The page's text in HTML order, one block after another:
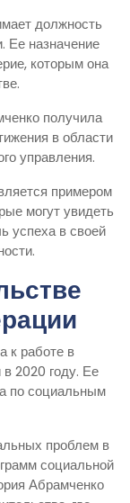
должность
Ее назначение
которым она
получила
в области
управления.
примером
могут увидеть
успеха в своей
к работе в
2020 году. Ее
по социальным
проблем в
социальной
Абрамченко